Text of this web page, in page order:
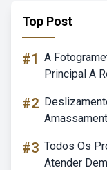
Top Post
#1 A
Principal A
#2
#3 Todos Os
Atender